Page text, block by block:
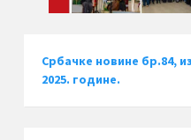
Србачке новине бр.84,
2025. године.